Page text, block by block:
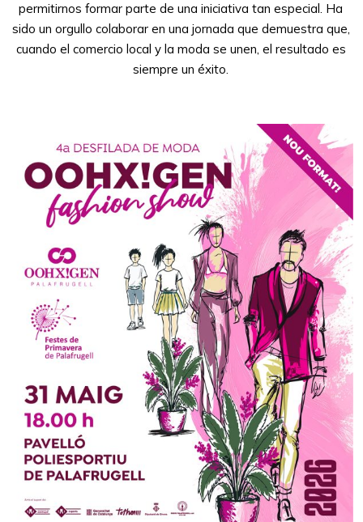
permitirnos formar parte de una iniciativa tan especial. Ha
sido un orgullo colaborar en una jornada que demuestra que,
cuando el comercio local y la moda se unen, el resultado es
siempre un éxito.